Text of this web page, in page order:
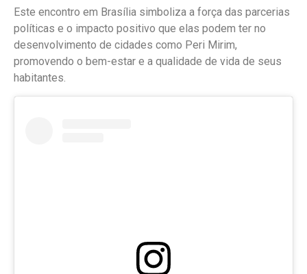
Este encontro em Brasília simboliza a força das parcerias
políticas e o impacto positivo que elas podem ter no
desenvolvimento de cidades como Peri Mirim,
promovendo o bem-estar e a qualidade de vida de seus
habitantes.